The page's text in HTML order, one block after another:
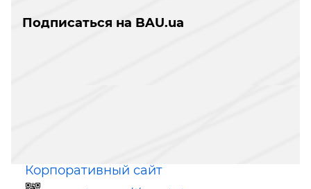
Подписаться на BAU.ua
Корпоративный сайт